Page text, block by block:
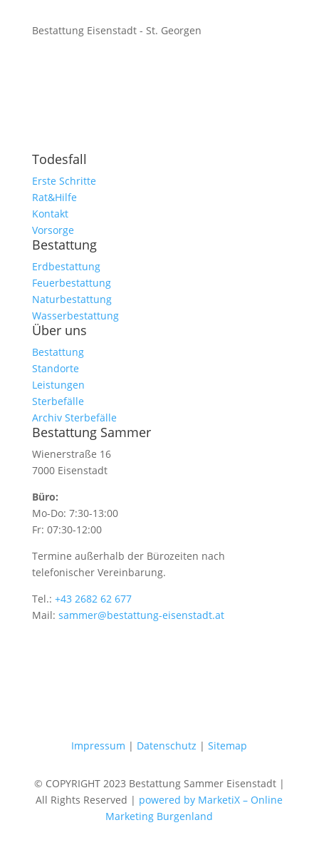
Bestattung Eisenstadt - St. Georgen
Todesfall
Erste Schritte
Rat&Hilfe
Kontakt
Vorsorge
Bestattung
Erdbestattung
Feuerbestattung
Naturbestattung
Wasserbestattung
Über uns
Bestattung
Standorte
Leistungen
Sterbefälle
Archiv Sterbefälle
Bestattung Sammer
Wienerstraße 16
7000 Eisenstadt
Büro:
Mo-Do: 7:30-13:00
Fr: 07:30-12:00
Termine außerhalb der Bürozeiten nach
telefonischer Vereinbarung.
Tel.: +43 2682 62 677
Mail: sammer@bestattung-eisenstadt.at
Impressum | Datenschutz |Sitemap
© COPYRIGHT 2023 Bestattung Sammer Eisenstadt |
All Rights Reserved | powered by MarketiX – Online
Marketing Burgenland